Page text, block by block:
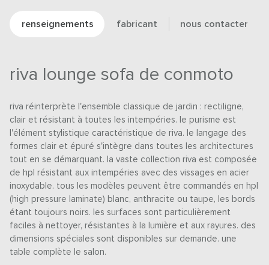
renseignements fabricant nous contacter
riva lounge sofa de conmoto
riva réinterprète l'ensemble classique de jardin : rectiligne,
clair et résistant à toutes les intempéries. le purisme est
l'élément stylistique caractéristique de riva. le langage des
formes clair et épuré s'intègre dans toutes les architectures
tout en se démarquant. la vaste collection riva est composée
de hpl résistant aux intempéries avec des vissages en acier
inoxydable. tous les modèles peuvent être commandés en hpl
(high pressure laminate) blanc, anthracite ou taupe, les bords
étant toujours noirs. les surfaces sont particulièrement
faciles à nettoyer, résistantes à la lumière et aux rayures. des
dimensions spéciales sont disponibles sur demande. une
table complète le salon.